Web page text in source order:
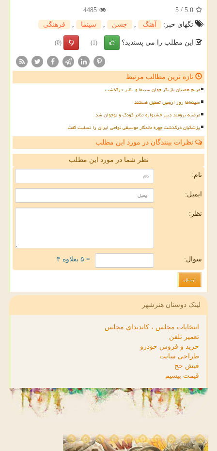
5.0
/
5
4485
تگهای خبر:
آهنگ , جشن , سینما , فرهنگی
این مطلب را می پسندید؟ (1)
(0)
تازه ترین مطالب مرتبط
مریم همتیان بازیگر جوان سینما و تئاتر درگذشت
سینماها روز اربعین تعطیل هستند
مرضیه برومند دبیر جشنواره تئاتر کودک و نوجوان شد
پزشکیان درگذشت چهره ماندگار موسیقی نواحی ایران را تسلیت گفت
نظرات بینندگان در مورد این مطلب
نظر شما در مورد این مطلب
نام:
ایمیل:
نظر:
سوال: = ۵ بعلاوه ۳
لینک دوستان هنرشهر
انتخابات مجلس ، کاندیدای مجلس
تعمیر تلفن
خرید و فروش خودرو
طراحی سایت
فیش حج
قیمت بیسیم